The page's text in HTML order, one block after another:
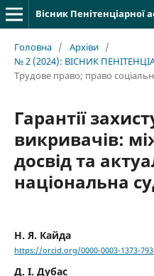
Вісник Пенітенціарної
Головна / Архіви /
№ 2 (2024): ВІСНИК
Трудове право; право
Гарантії
викривачів:
досвід та
національна
Н. Я. Кайда
https://orcid.org/0000-0003-1373-
Д. І. Дубас